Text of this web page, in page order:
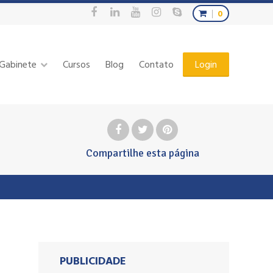
0
Cursos Blog Contato Login
Compartilhe esta página
PUBLICIDADE